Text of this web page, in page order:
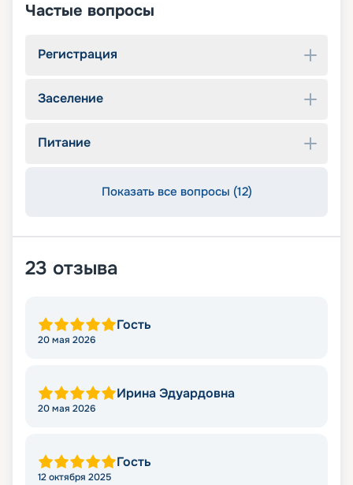
Частые вопросы
Регистрация
Заселение
Питание
Показать все вопросы (12)
23 отзыва
Гость
20 мая 2026
Ирина Эдуардовна
20 мая 2026
Гость
12 октября 2025